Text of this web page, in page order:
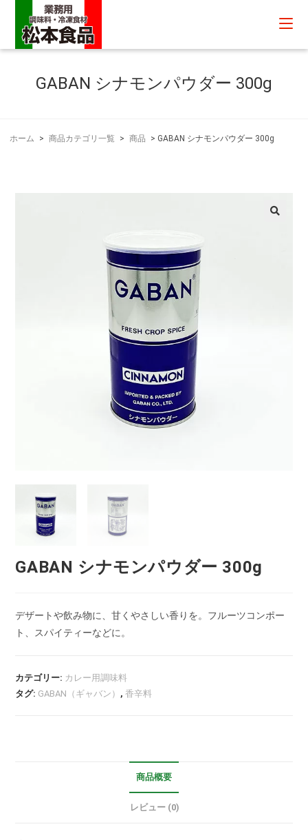
GABAN シナモンパウダー 300g
ホーム > 商品カテゴリ一覧 > 商品 > GABAN シナモンパウダー 300g
GABAN シナモンパウダー 300g
デザートや飲み物に、甘くやさしい香りを。フルーツコンポー
ト、スパイティーなどに。
カテゴリー: カレー用調味料
タグ: GABAN（ギャバン） ,香辛料
商品概要
レビュー (0)